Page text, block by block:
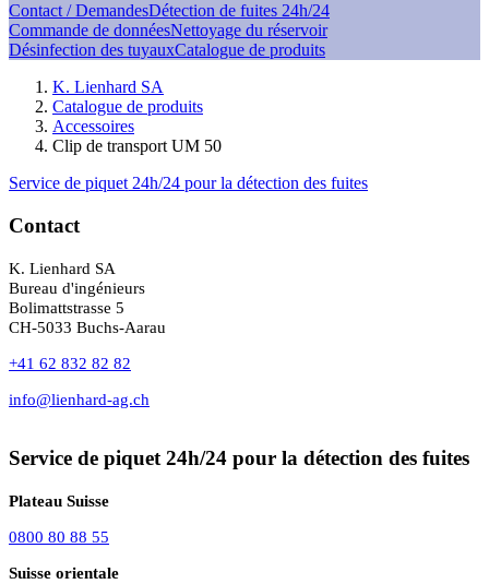
Contact / DemandesDétection de fuites 24h/24
Commande de donnéesNettoyage du réservoir
Désinfection des tuyauxCatalogue de produits
K. Lienhard SA
Catalogue de produits
Accessoires
Clip de transport UM 50
Service de piquet 24h/24 pour la détection des fuites
Contact
K. Lienhard SA
Bureau d'ingénieurs
Bolimattstrasse 5
CH-5033 Buchs-Aarau
+41 62 832 82 82
info@lienhard-ag.ch
Service de piquet 24h/24 pour la détection des fuites
Plateau Suisse
0800 80 88 55
Suisse orientale